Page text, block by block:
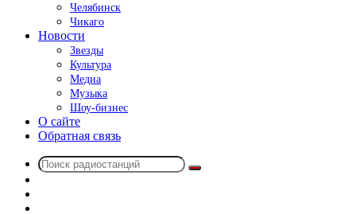
Челябинск
Чикаго
Новости
Звезды
Культура
Медиа
Музыка
Шоу-бизнес
О сайте
Обратная связь
Поиск